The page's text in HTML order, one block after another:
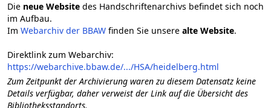
Die neue Website des Handschriftenarchivs befindet sich noch
im Aufbau.
Im Webarchiv der BBAW finden Sie unsere alte Website.
Direktlink zum Webarchiv:
https://webarchive.bbaw.de/.../HSA/heidelberg.html
Zum Zeitpunkt der Archivierung waren zu diesem Datensatz keine
Details verfügbar, daher verweist der Link auf die Übersicht des
Bibliotheksstandorts.